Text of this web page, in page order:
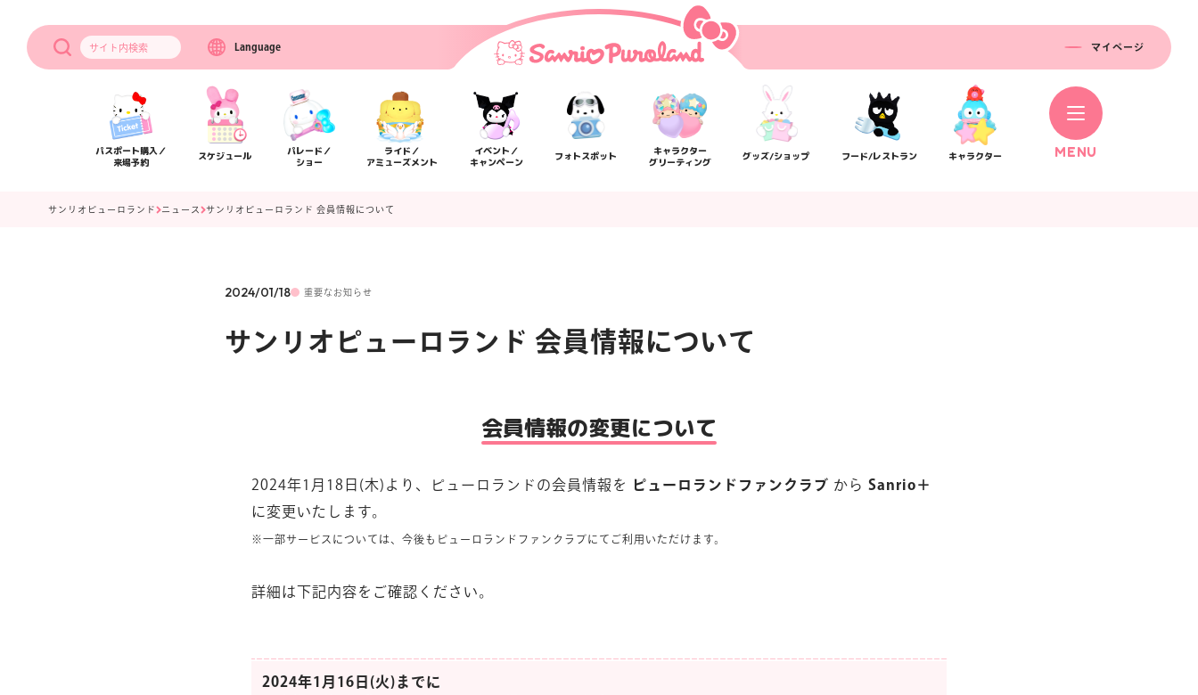
サイト内検索 Language マイページ
MENU
パスポート購入／
来場予約
スケジュール
パレード／
ショー
ライド／
アミューズメント
イベント／
キャンペーン
フォトスポット
キャラクター
グリーティング
グッズ/ショップ フード/レストラン キャラクター
サンリオピューロランド ニュース サンリオピューロランド 会員情報について
2024/01/18 重要なお知らせ
サンリオピューロランド 会員情報について
会員情報の変更について
2024年1月18日(木)より、ピューロランドの会員情報を ピューロランドファンクラブ から Sanrio＋
に変更いたします。
※一部サービスについては、今後もピューロランドファンクラブにてご利用いただけます。
詳細は下記内容をご確認ください。
2024年1月16日(火)までに